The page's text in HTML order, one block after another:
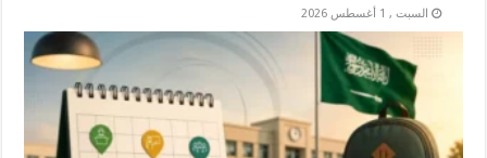
السبت , 1 أغسطس 2026